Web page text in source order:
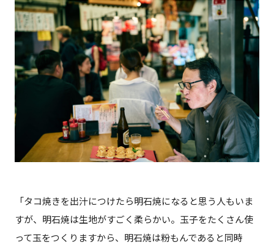
「タコ焼きを出汁につけたら明石焼になると思う人もいま
すが、明石焼は生地がすごく柔らかい。玉子をたくさん使
って玉をつくりますから、明石焼は粉もんであると同時